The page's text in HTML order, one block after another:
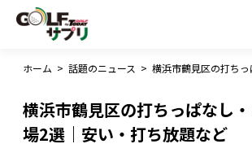
ホーム > 話題のニュース >
横浜市鶴見区の打ちっぱなし
場2選｜安い・打ち放題など